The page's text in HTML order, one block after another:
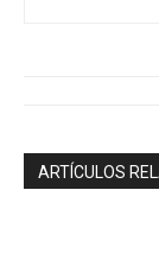
ARTÍCULOS